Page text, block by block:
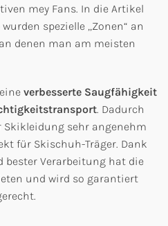
mey Fans. In die Artikel
spezielle ,,Zonen“ an
denen man am meisten
verbesserte Saugfähigkeit
. Dadurch
sehr angenehm
für Skischuh-Träger. Dank
Verarbeitung hat die
und wird so garantiert